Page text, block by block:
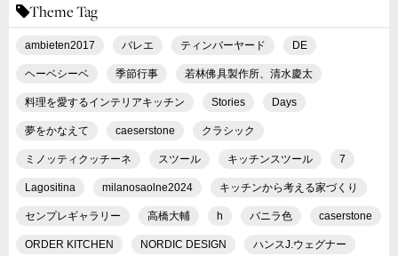
Theme Tag
ambieten2017 バレエ ティンバーヤード DE
ヘーベシーベ 季節行事 若林佛具製作所、清水慶太
料理を愛するインテリアキッチン Stories Days
夢をかなえて caeserstone クラシック
ミノッティクッチーネ スツール キッチンスツール 7
Lagositina milanosaolne2024 キッチンから考える家づくり
センプレギャラリー 高橋大輔 h バニラ色 caserstone
ORDER KITCHEN NORDIC DESIGN ハンスJ.ウェグナー